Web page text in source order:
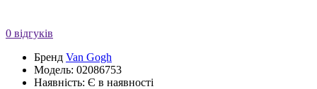
0 відгуків
Бренд Van Gogh
Модель: 02086753
Наявність: Є в наявності